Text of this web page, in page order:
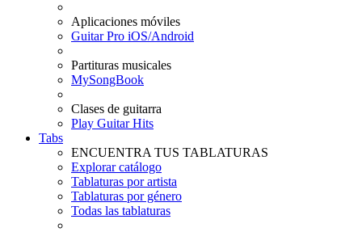
Aplicaciones móviles
Guitar Pro iOS/Android
Partituras musicales
MySongBook
Clases de guitarra
Play Guitar Hits
Tabs
ENCUENTRA TUS TABLATURAS
Explorar catálogo
Tablaturas por artista
Tablaturas por género
Todas las tablaturas